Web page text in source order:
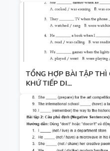
TỔNG HỢP BÀI TẬP
KHỨ TIẾP DI...